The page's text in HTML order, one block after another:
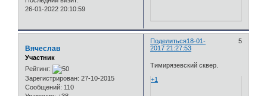
26-01-2022 20:10:59
Поделиться 5
18-01-
2017 21:27:53
Вячеслав
Участник
Рейтинг:
Зарегистрирован: 27-10-2015
Сообщений: 110
Тимирязевский сквер.
+1